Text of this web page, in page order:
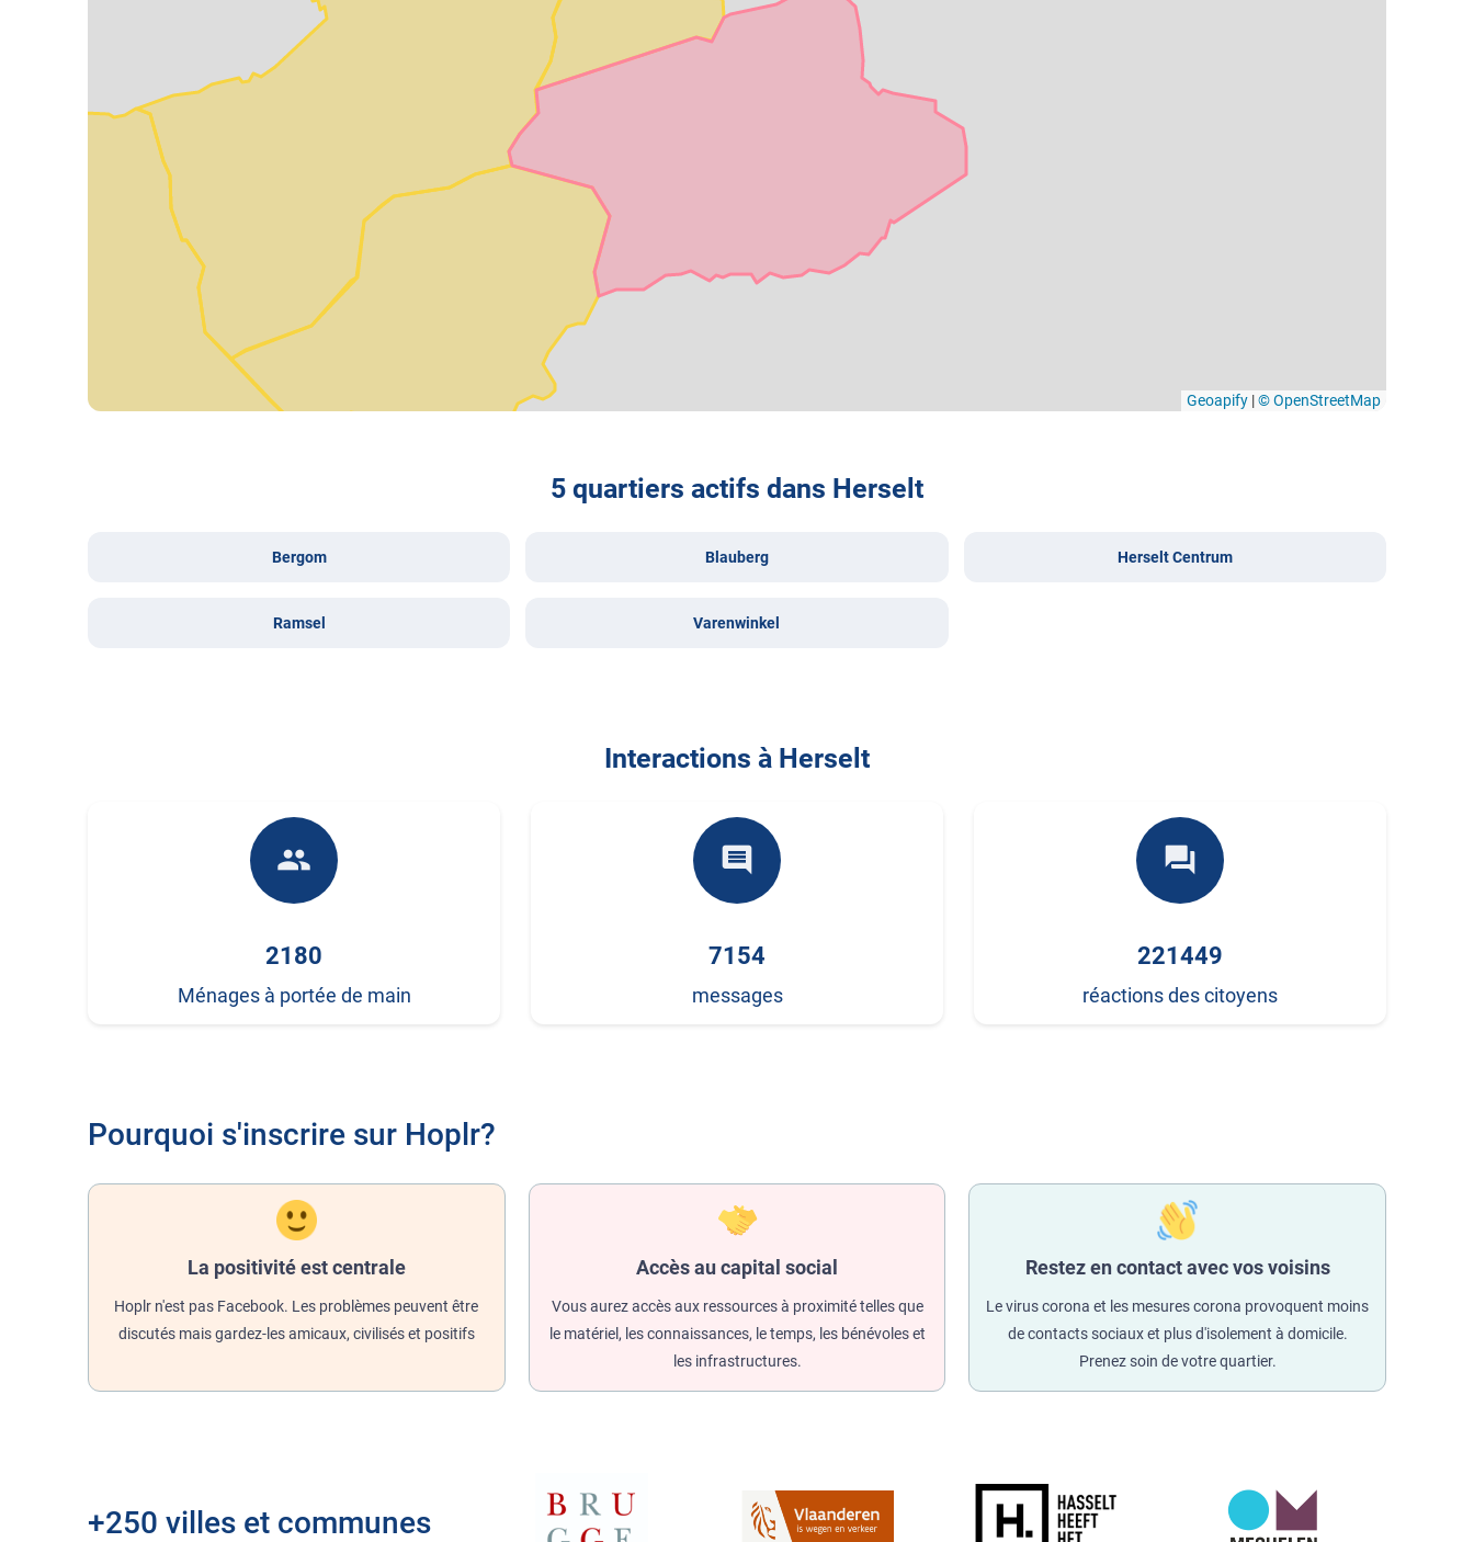
Geoapify |© OpenStreetMap
5 quartiers actifs dans Herselt
Bergom Blauberg Herselt Centrum
Ramsel Varenwinkel
Interactions à Herselt
people
2180
Ménages à portée de main
comment
7154
messages
forum
221449
réactions des citoyens
Pourquoi s'inscrire sur Hoplr?
La positivité est centrale
Hoplr n'est pas Facebook. Les problèmes peuvent être
discutés mais gardez-les amicaux, civilisés et positifs
Accès au capital social
Vous aurez accès aux ressources à proximité telles que
le matériel, les connaissances, le temps, les bénévoles et
les infrastructures.
Restez en contact avec vos voisins
Le virus corona et les mesures corona provoquent moins
de contacts sociaux et plus d'isolement à domicile.
Prenez soin de votre quartier.
+250 villes et communes